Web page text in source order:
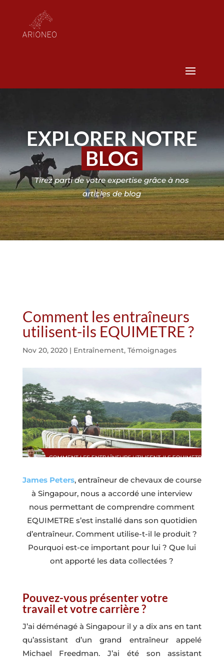
EXPLORER NOTRE
BLOG
Tirez parti de votre expertise grâce à nos
articles de blog
Comment les entraîneurs
utilisent-ils EQUIMETRE ?
Nov 20, 2020| Entraînement, Témoignages
James Peters, entraîneur de chevaux de course
à Singapour, nous a accordé une interview
nous permettant de comprendre comment
EQUIMETRE s’est installé dans son quotidien
d’entraîneur. Comment utilise-t-il le produit ?
Pourquoi est-ce important pour lui ? Que lui
ont apporté les data collectées ?
Pouvez-vous présenter votre
travail et votre carrière ?
J’ai déménagé à Singapour il y a dix ans en tant
qu’assistant d’un grand entraîneur appelé
Michael Freedman. J’ai été son assistant